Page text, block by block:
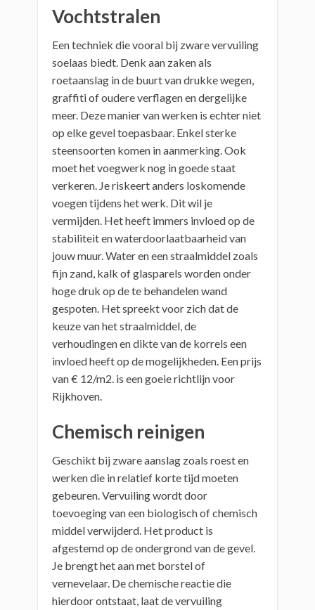
Vochtstralen
Een techniek die vooral bij zware vervuiling
soelaas biedt. Denk aan zaken als
roetaanslag in de buurt van drukke wegen,
graffiti of oudere verflagen en dergelijke
meer. Deze manier van werken is echter niet
op elke gevel toepasbaar. Enkel sterke
steensoorten komen in aanmerking. Ook
moet het voegwerk nog in goede staat
verkeren. Je riskeert anders loskomende
voegen tijdens het werk. Dit wil je
vermijden. Het heeft immers invloed op de
stabiliteit en waterdoorlaatbaarheid van
jouw muur. Water en een straalmiddel zoals
fijn zand, kalk of glasparels worden onder
hoge druk op de te behandelen wand
gespoten. Het spreekt voor zich dat de
keuze van het straalmiddel, de
verhoudingen en dikte van de korrels een
invloed heeft op de mogelijkheden. Een prijs
van € 12/m2. is een goeie richtlijn voor
Rijkhoven.
Chemisch reinigen
Geschikt bij zware aanslag zoals roest en
werken die in relatief korte tijd moeten
gebeuren. Vervuiling wordt door
toevoeging van een biologisch of chemisch
middel verwijderd. Het product is
afgestemd op de ondergrond van de gevel.
Je brengt het aan met borstel of
vernevelaar. De chemische reactie die
hierdoor ontstaat, laat de vervuiling